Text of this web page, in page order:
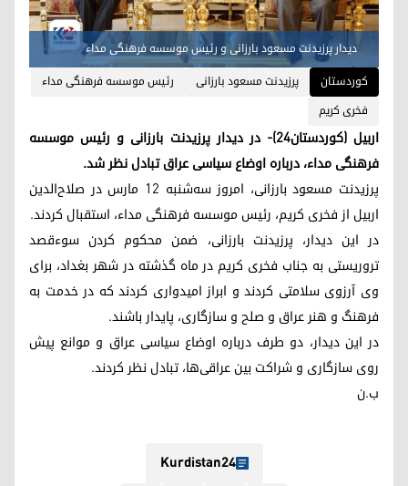
دیدار پرزیدنت مسعود بارزانی و رئیس موسسه فرهنگی مداء
کوردستان
پرزیدنت مسعود بارزانی
رئیس موسسه فرهنگی مداء
فخری کریم
اربیل (کوردستان٢٤)- در دیدار پرزیدنت بارزانی و رئیس موسسه
فرهنگی مداء، درباره اوضاع سیاسی عراق تبادل نظر شد.
پرزیدنت مسعود بارزانی، امروز سه‌شنبه ١٢ مارس در صلاح‌الدین
اربیل از فخری کریم، رئیس موسسه فرهنگی مداء، استقبال کردند.
در این دیدار، پرزیدنت بارزانی، ضمن محکوم کردن سوء‌قصد
تروریستی به جناب فخری کریم در ماه گذشته در شهر بغداد، برای
وی آرزوی سلامتی کردند و ابراز امیدواری کردند که در خدمت به
فرهنگ و هنر عراق و صلح و سازگاری، پایدار باشند.
در این دیدار، دو طرف درباره اوضاع سیاسی عراق و موانع پیش
روی سازگاری و شراکت بین عراقی‌ها، تبادل نظر کردند.
ب.ن
Kurdistan24